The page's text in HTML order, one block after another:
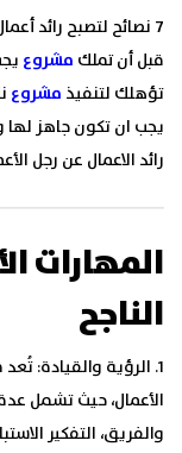
7 نصائح لتصبح رائد
قبل أن تملك مشروع
تؤهلك لتنفيذ مشروع
يجب ان تكون جاهز
رائد الاعمال عن رجل
المهارات
الناجح
1. الرؤية والقيادة:
تُعد
الأعمال، حيث تشمل
والفريق، التفكير